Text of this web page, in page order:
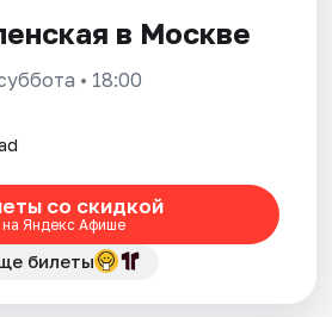
в Москве
• 18:00
со скидкой
на Яндекс Афише
билеты